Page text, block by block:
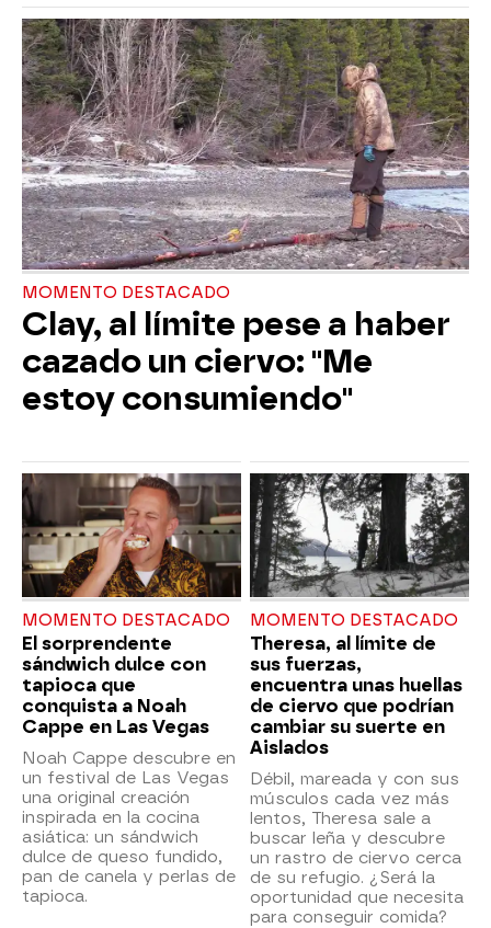
MOMENTO DESTACADO
Clay, al límite pese a haber
cazado un ciervo: "Me
estoy consumiendo"
MOMENTO DESTACADO
El sorprendente
sándwich dulce con
tapioca que
conquista a Noah
Cappe en Las Vegas
Noah Cappe descubre en
un festival de Las Vegas
una original creación
inspirada en la cocina
asiática: un sándwich
dulce de queso fundido,
pan de canela y perlas de
tapioca.
MOMENTO DESTACADO
Theresa, al límite de
sus fuerzas,
encuentra unas huellas
de ciervo que podrían
cambiar su suerte en
Aislados
Débil, mareada y con sus
músculos cada vez más
lentos, Theresa sale a
buscar leña y descubre
un rastro de ciervo cerca
de su refugio. ¿Será la
oportunidad que necesita
para conseguir comida?